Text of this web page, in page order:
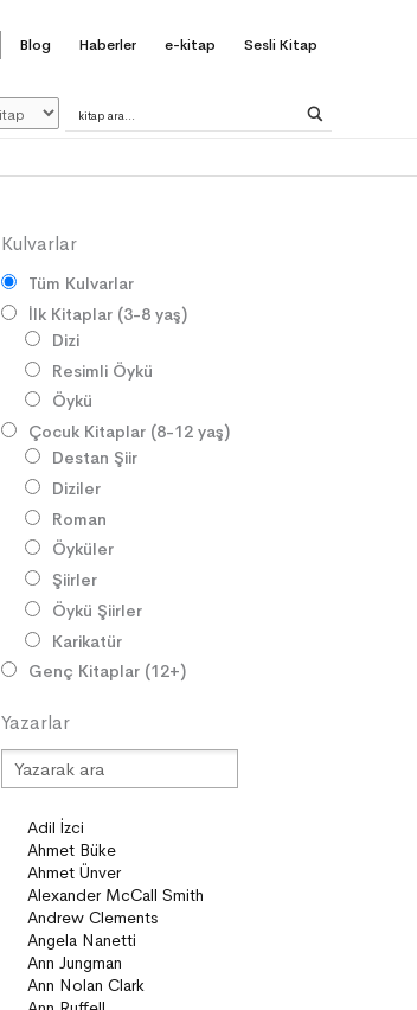
Blog Haberler e-kitap Sesli Kitap
Kulvarlar
Tüm Kulvarlar
İlk Kitaplar (3-8 yaş)
Dizi
Resimli Öykü
Öykü
Çocuk Kitaplar (8-12 yaş)
Destan Şiir
Diziler
Roman
Öyküler
Şiirler
Öykü Şiirler
Karikatür
Genç Kitaplar (12+)
Diziler
Öyküler
Şiirler
Deneme
Anlatı
Seçki
Köprü Kitaplar (10+)
Roman
Öyküler
Anlatı
Yazarlar